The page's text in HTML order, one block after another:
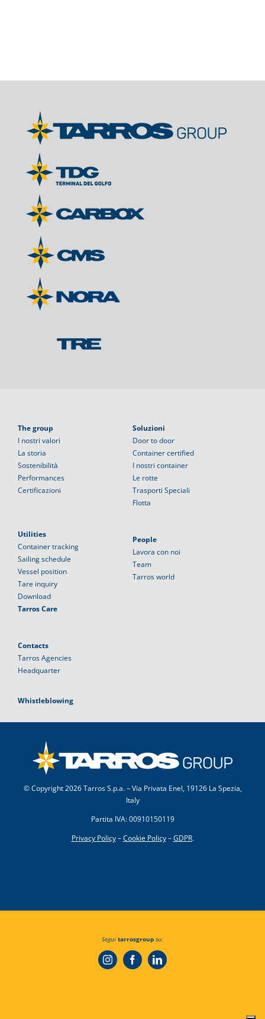
The group
I nostri valori
La storia
Sostenibilità
Performances
Certificazioni
Soluzioni
Door to door
Container certified
I nostri container
Le rotte
Trasporti Speciali
Flotta
Utilities
Container tracking
Sailing schedule
Vessel position
Tare inquiry
Download
Tarros Care
People
Lavora con noi
Team
Tarros world
Contacts
Tarros Agencies
Headquarter
Whistleblowing
© Copyright2026 Tarros S.p.a. – Via Privata Enel, 19126 La Spezia,
Italy
Partita IVA: 00910150119
Privacy Policy–Cookie Policy–GDPR.
Segui tarrosgroup su: